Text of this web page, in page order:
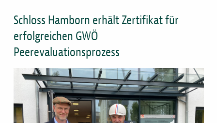
Schloss Hamborn erhält Zertifikat für
erfolgreichen GWÖ
Peerevaluationsprozess
Bild